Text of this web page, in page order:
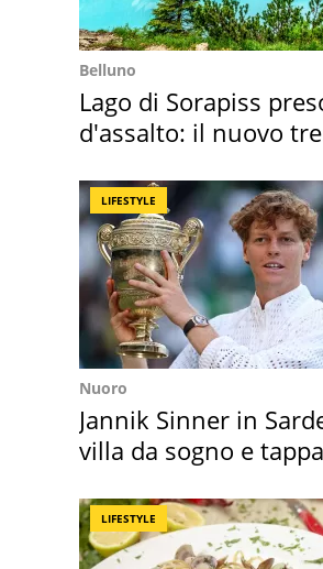
Belluno
Lago di Sorapiss
d'assalto: il nuovo
LIFESTYLE
Nuoro
Jannik Sinner in
villa da sogno e
LIFESTYLE